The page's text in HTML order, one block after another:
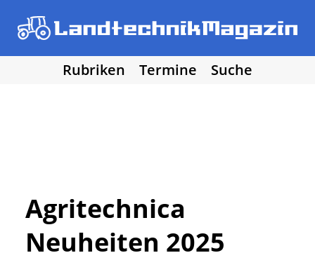
Rubriken Termine
Suche
• Hof- und Stalltechnik
• Forst, Garten und Kommune
• NawaRo und erneuerbare Energie
Agritechnica
Neuheiten 2025